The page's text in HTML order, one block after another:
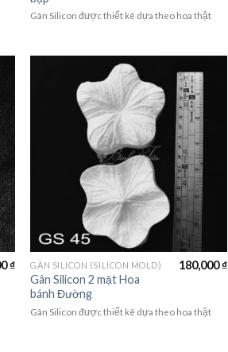
Gân Silicon được thiết kê dựa theo hoa thật
₫ GÂN SILICON (SILICON MOLD)
Gân Silicon 2 mặt Hoa
bánh Đường
180,000₫
Gân Silicon được thiết kê dựa theo hoa thật